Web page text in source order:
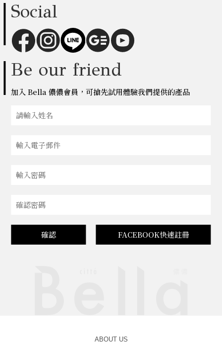
Social
Be our friend
加入 Bella 儂儂會員，可搶先試用體驗我們提供的產品
確認 FACEBOOK快速註冊
ABOUT US